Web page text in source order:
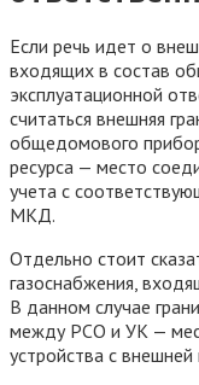
Если речь идет о
входящих в состав
эксплуатационной
считаться внешняя
общедомового
ресурса — место
учета с
МКД.
Отдельно стоит
газоснабжения,
В данном случае
между РСО и УК —
устройства с